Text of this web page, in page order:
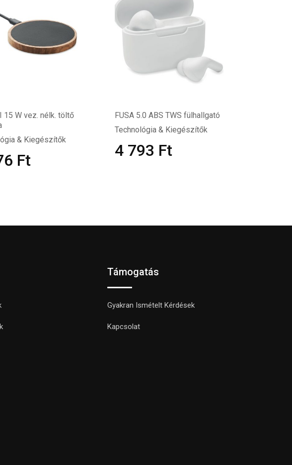
15 W vez. nélk. töltő
& Kiegészítők
Ft
FUSA 5.0 ABS TWS fülhallgató
Technológia & Kiegészítők
4 793 Ft
Támogatás
Gyakran Ismételt Kérdések
Kapcsolat